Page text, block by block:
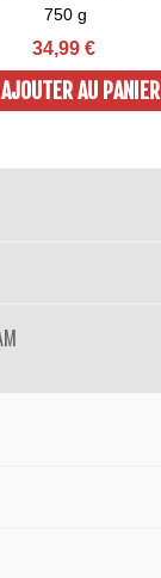
750 g
34,99 €
AJOUTER AU PANIER